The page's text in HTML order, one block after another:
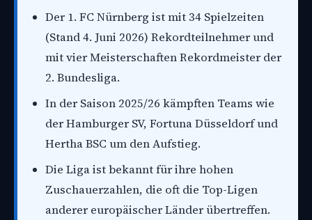
Der 1. FC Nürnberg ist mit 34 Spielzeiten
(Stand 4. Juni 2026) Rekordteilnehmer und
mit vier Meisterschaften Rekordmeister der
2. Bundesliga.
In der Saison 2025/26 kämpften Teams wie
der Hamburger SV, Fortuna Düsseldorf und
Hertha BSC um den Aufstieg.
Die Liga ist bekannt für ihre hohen
Zuschauerzahlen, die oft die Top-Ligen
anderer europäischer Länder übertreffen.